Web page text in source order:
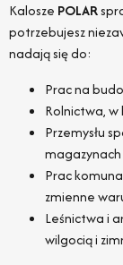
Kalosze POLAR
potrzebujesz
nadają się do:
Prac na
Rolnictwa,
Przemysłu
Prac
zmienne
Leśnictwa i
wilgocią i